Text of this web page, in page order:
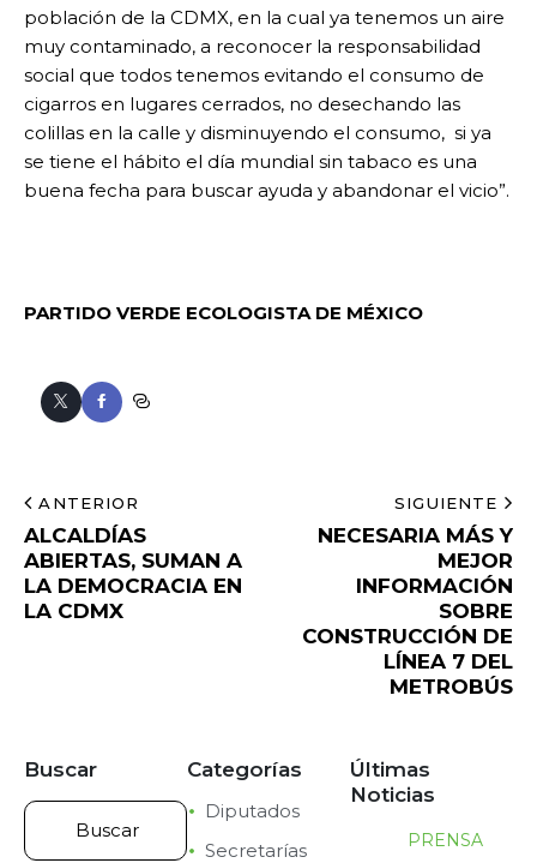
población de la CDMX, en la cual ya tenemos un aire
muy contaminado, a reconocer la responsabilidad
social que todos tenemos evitando el consumo de
cigarros en lugares cerrados, no desechando las
colillas en la calle y disminuyendo el consumo, si ya
se tiene el hábito el día mundial sin tabaco es una
buena fecha para buscar ayuda y abandonar el vicio”.
PARTIDO VERDE ECOLOGISTA DE MÉXICO
ANTERIOR
ALCALDÍAS
ABIERTAS, SUMAN A
LA DEMOCRACIA EN
LA CDMX
SIGUIENTE
NECESARIA MÁS Y
MEJOR
INFORMACIÓN
SOBRE
CONSTRUCCIÓN DE
LÍNEA 7 DEL
METROBÚS
Buscar Categorías
Diputados
Secretarías
Últimas
Noticias
PRENSA